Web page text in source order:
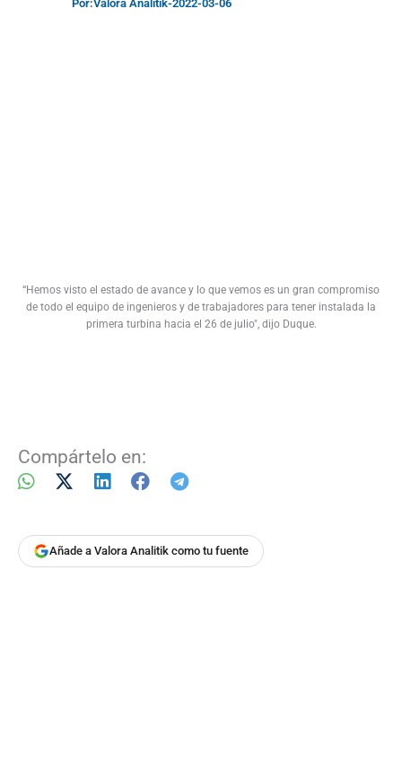
Por:Valora Analitik-2022-03-06
“Hemos visto el estado de avance y lo que vemos es un gran compromiso
de todo el equipo de ingenieros y de trabajadores para tener instalada la
primera turbina hacia el 26 de julio", dijo Duque.
Compártelo en:
Añade a Valora Analitik como tu fuente